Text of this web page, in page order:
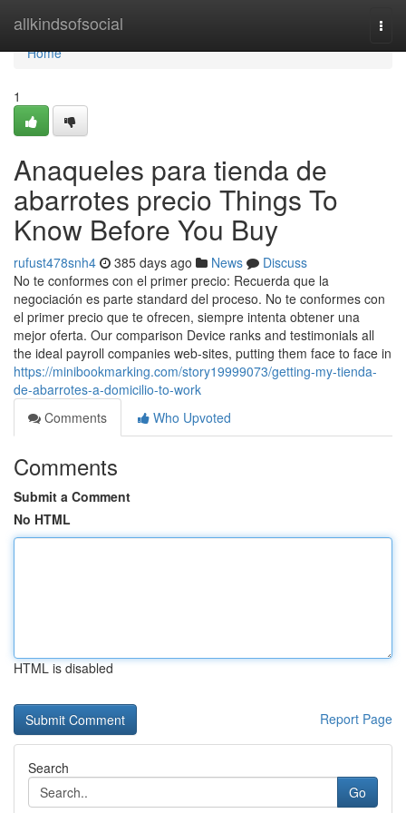
allkindsofsocial
Home
Home
1
Anaqueles para tienda de
abarrotes precio Things To
Know Before You Buy
rufust478snh4 385 days ago News
Discuss
No te conformes con el primer precio: Recuerda que la
negociación es parte standard del proceso. No te conformes con
el primer precio que te ofrecen, siempre intenta obtener una
mejor oferta. Our comparison Device ranks and testimonials all
the ideal payroll companies web-sites, putting them face to face in
https://minibookmarking.com/story19999073/getting-my-tienda-
de-abarrotes-a-domicilio-to-work
Comments
Who Upvoted
Comments
Submit a Comment
No HTML
HTML is disabled
Report Page
Search
Go